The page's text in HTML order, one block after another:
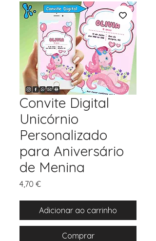
Convite Digital
Unicórnio
Personalizado
para Aniversário
de Menina
4,70 €Preço
Adicionar ao carrinho
Comprar